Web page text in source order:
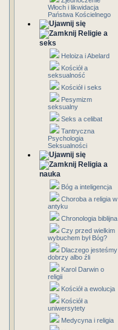
Włoch i likwidacja
Państwa Kościelnego
Religie a
seks
Heloiza i Abelard
Kościół a
seksualność
Kościół i seks
Pesymizm
seksualny
Seks a celibat
Tantryczna
Psychologia
Seksualności
Religia a
nauka
Bóg a inteligencja
Choroba a religia w
antyku
Chronologia biblijna
Czy przed wielkim
wybuchem był Bóg?
Dlaczego jesteśmy
dobrzy albo źli
Karol Darwin o
religii
Kościół a ewolucja
Kościół a
uniwersytety
Medycyna i religia